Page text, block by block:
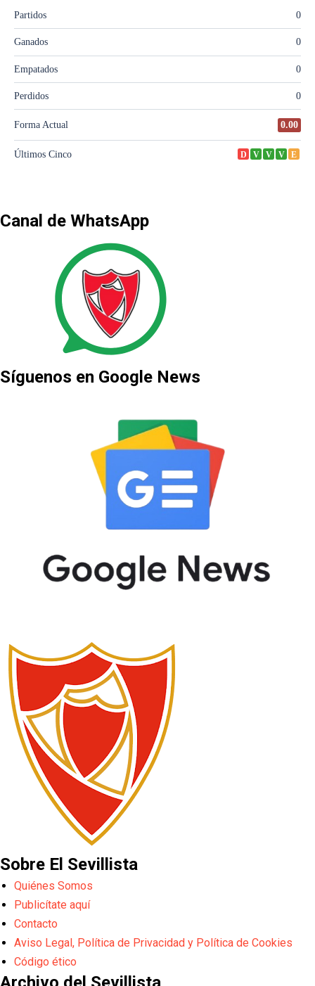
Canal de WhatsApp
Síguenos en Google News
Sobre El Sevillista
Quiénes Somos
Publicítate aquí
Contacto
Aviso Legal, Política de Privacidad y Política de Cookies
Código ético